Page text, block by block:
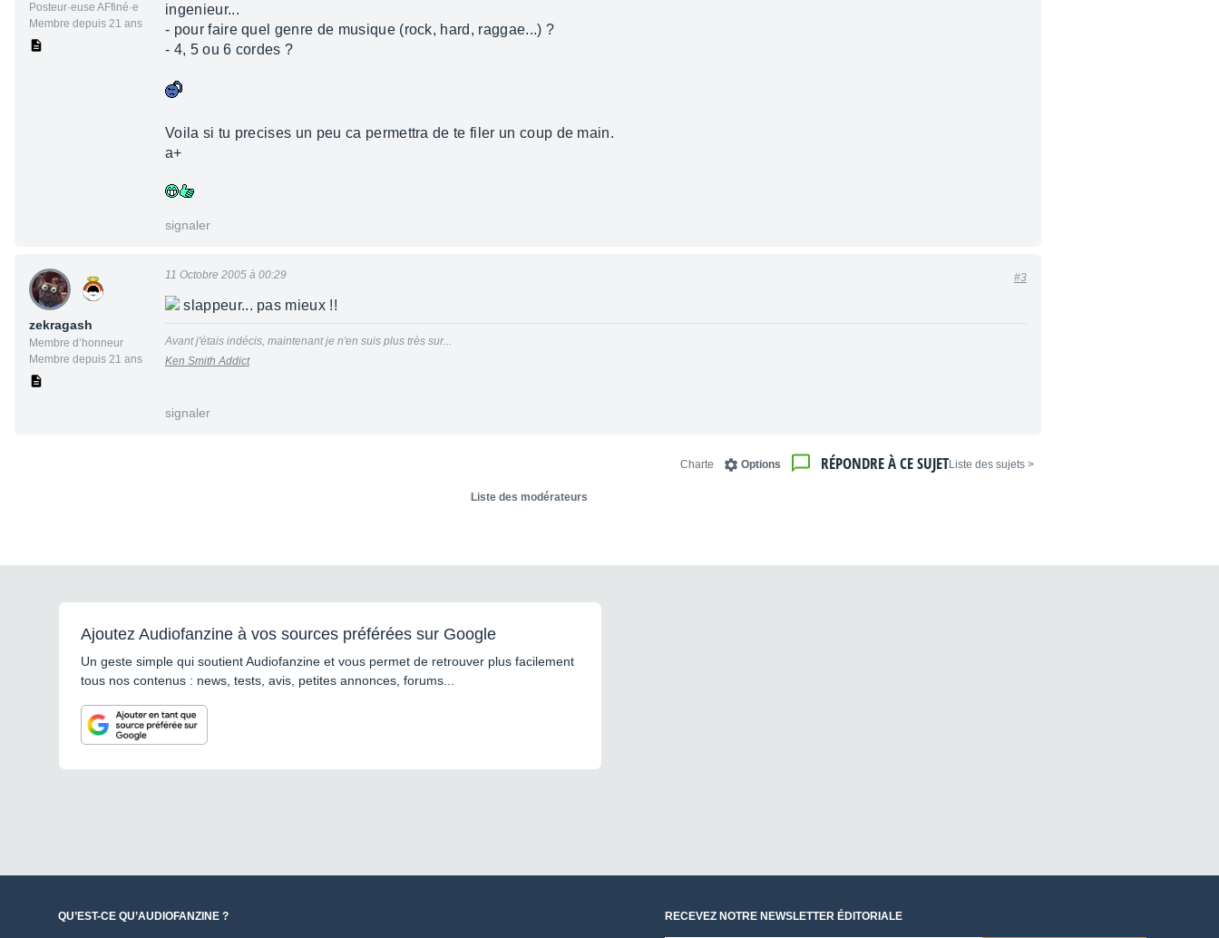
Posteur·euse AFfiné·e
Membre depuis 21 ans
ingenieur...
- pour faire quel genre de musique (rock, hard, raggae...) ?
- 4, 5 ou 6 cordes ?
Voila si tu precises un peu ca permettra de te filer un coup de main.
a+
signaler
zekragash
Membre d’honneur
Membre depuis 21 ans
11 Octobre 2005 à 00:29 #3
slappeur... pas mieux !!
Avant j'étais indécis, maintenant je n'en suis plus très sur...
Ken Smith Addict
signaler
< Liste des sujets
RÉPONDRE À CE SUJET
Options
Charte
Liste des modérateurs
Ajoutez Audiofanzine à vos sources préférées sur Google
Un geste simple qui soutient Audiofanzine et vous permet de retrouver plus facilement
tous nos contenus : news, tests, avis, petites annonces, forums...
QU’EST-CE QU’AUDIOFANZINE ? RECEVEZ NOTRE NEWSLETTER ÉDITORIALE